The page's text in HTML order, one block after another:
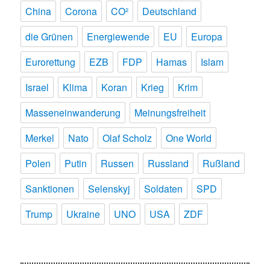
China
Corona CO²
Deutschland
die Grünen
Energiewende EU
Europa
Eurorettung
EZB FDP Hamas
Islam
Israel
Klima Koran Krieg
Krim
Masseneinwanderung
Meinungsfreiheit
Merkel
Nato Olaf Scholz
One World
Polen
Putin Russen Russland
Rußland
Sanktionen
Selenskyj Soldaten
SPD
Trump
Ukraine UNO USA ZDF